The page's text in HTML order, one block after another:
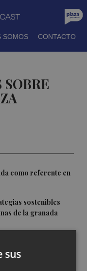
SOMOS CONTACTO
como referente en
sostenibles
de la granada
sus